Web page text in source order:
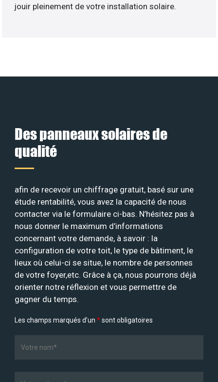
jouir pleinement de votre installation solaire.
Des panneaux solaires de
qualité
afin de recevoir un chiffrage gratuit, basé sur une
étude rentabilité, vous avez la capacité de nous
contacter via le formulaire ci-bas. N’hésitez pas à
nous donner le maximum d’informations
concernant votre demande, à savoir : la
configuration de votre toit, le type de bâtiment, le
lieux où celui-ci se situe, le nombre de personnes
de votre foyer,etc. Grâce à ça, nous pourrons déjà
orienter notre réflexion et vous permettre de
gagner du temps.
Les champs marqués d’un *sont obligatoires